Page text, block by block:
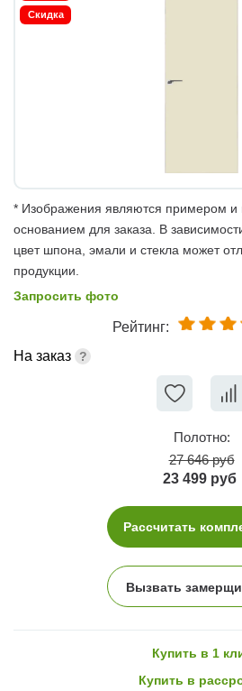
Скидка
* Изображения являются примером и
основанием для заказа. В
цвет шпона, эмали и стекла может
продукции.
Запросить фото
Рейтинг:
На заказ
Полотно:
27 646 руб
23 499 руб
Рассчитать
Вызвать
Купить в 1
Купить в